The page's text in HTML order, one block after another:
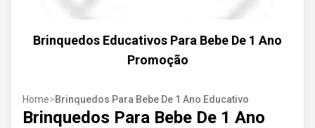
Brinquedos Educativos Para Bebe De 1 Ano
Promoção
Home>Brinquedos Para Bebe De 1 Ano Educativo
Brinquedos Para Bebe De 1 Ano